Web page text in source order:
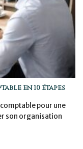
en 10 étapes
pour une
son organisation